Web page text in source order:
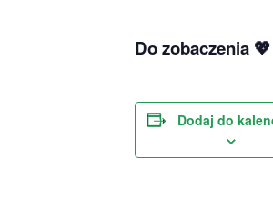
Do zobaczenia 💖
Dodaj do